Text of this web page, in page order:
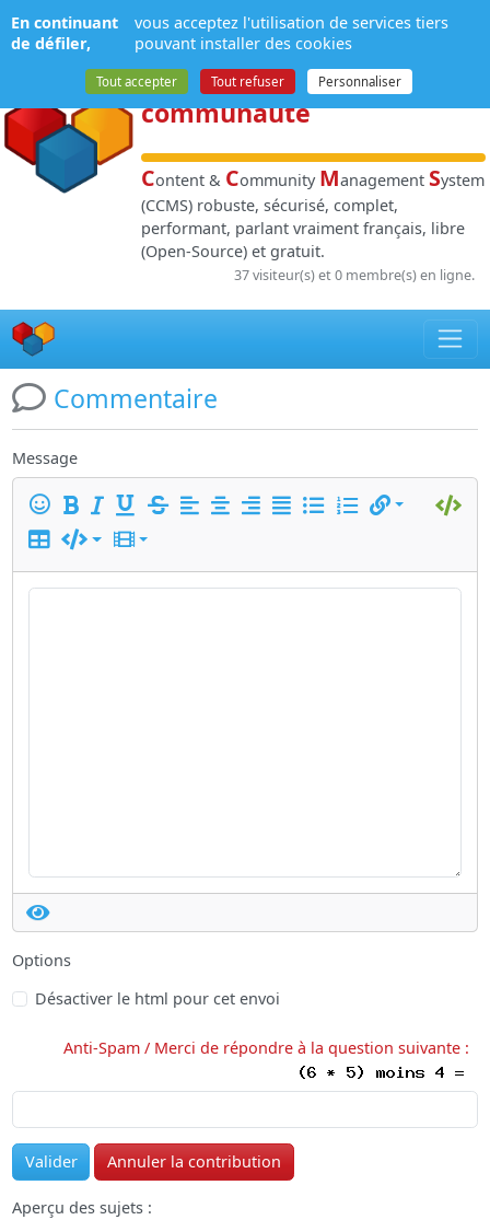
NPDS:Gestion de
contenuet de
communauté
Content & Community Management System
(CCMS) robuste, sécurisé, complet,
performant, parlant vraiment français, libre
(Open-Source) et gratuit.
37 visiteur(s) et 0 membre(s) en ligne.
Commentaire
Message
Options
Désactiver le html pour cet envoi
Anti-Spam / Merci de répondre à la question suivante :
Aperçu des sujets :
Panneau de gestion des cookies
En continuant
de défiler,
vous acceptez l'utilisation de services tiers
pouvant installer des cookies
Tout accepter Tout refuser Personnaliser